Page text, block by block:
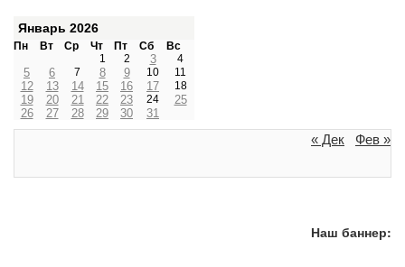
Январь 2026
Пн Вт Ср Чт Пт Сб
Вс
1
2 3 4
5 6 7 8 9 10 11
12 13 14 15 16 17 18
19 20 21 22 23 24
25
26
27 28 29 30 31
« Дек Фев »
Наш баннер: